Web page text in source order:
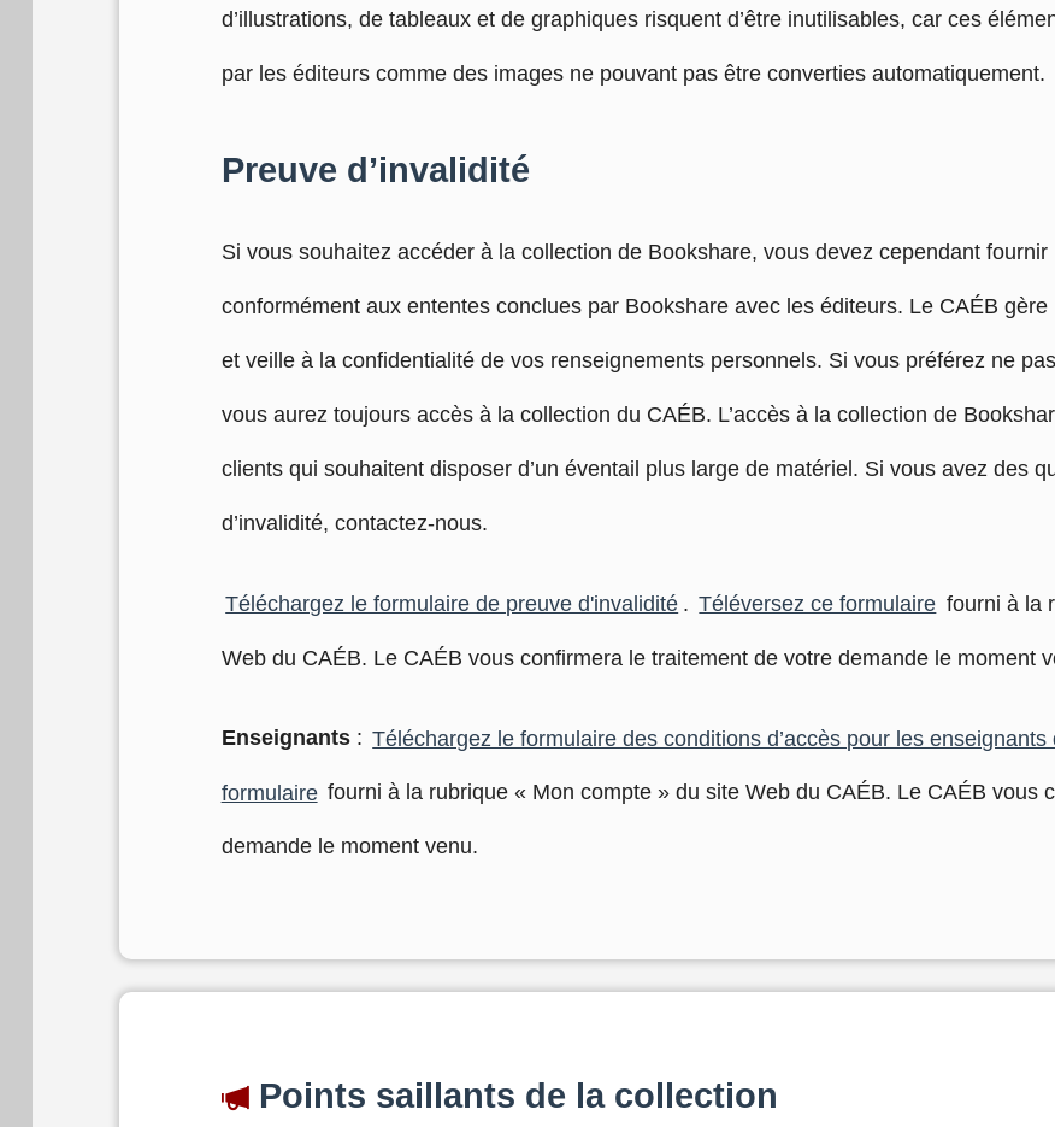
d’illustrations, de tableaux et de graphiques risquent d’être inutilisables, car ces
par les éditeurs comme des images ne pouvant pas être converties automatiquement.
Preuve d’invalidité
Si vous souhaitez accéder à la collection de Bookshare, vous devez cependant fournir
conformément aux ententes conclues par Bookshare avec les éditeurs. Le CAÉB gère
et veille à la confidentialité de vos renseignements personnels. Si vous préférez ne
vous aurez toujours accès à la collection du CAÉB. L’accès à la collection de
clients qui souhaitent disposer d’un éventail plus large de matériel. Si vous avez des
d’invalidité, contactez-nous.
Téléchargez le formulaire de preuve d'invalidité . Téléversez ce formulaire fourni à la
Web du CAÉB. Le CAÉB vous confirmera le traitement de votre demande le moment
Enseignants : Téléchargez le formulaire des conditions d’accès pour les enseignants
formulaire fourni à la rubrique « Mon compte » du site Web du CAÉB. Le CAÉB vous
demande le moment venu.
Points saillants de la collection